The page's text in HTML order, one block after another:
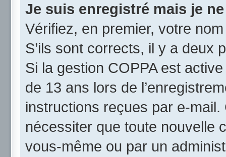
Je suis enregistré mais je
Vérifiez, en premier, votre
S’ils sont corrects, il y a deux
Si la gestion COPPA est
de 13 ans lors de
instructions reçues par e-
nécessiter que toute nouvelle
vous-même ou par un